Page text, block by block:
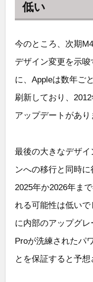
低い
今のところ、次期
デザイン変更を示
に、Appleは数年ご
刷新しており、
アップデートがあり
最後の大きなデザイ
ンへの移行と同時に
2025年か2026年ま
れる可能性は低い
に内部のアップグ
Proが洗練されたパ
とを保証すると予想